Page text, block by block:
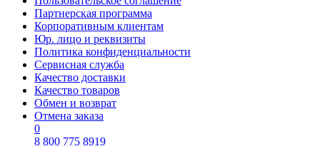
Партнерская программа
Корпоративным клиентам
Юр. лицо и реквизиты
Политика конфиденциальности
Сервисная служба
Качество доставки
Качество товаров
Обмен и возврат
Отмена заказа
0
8 800 775 8919